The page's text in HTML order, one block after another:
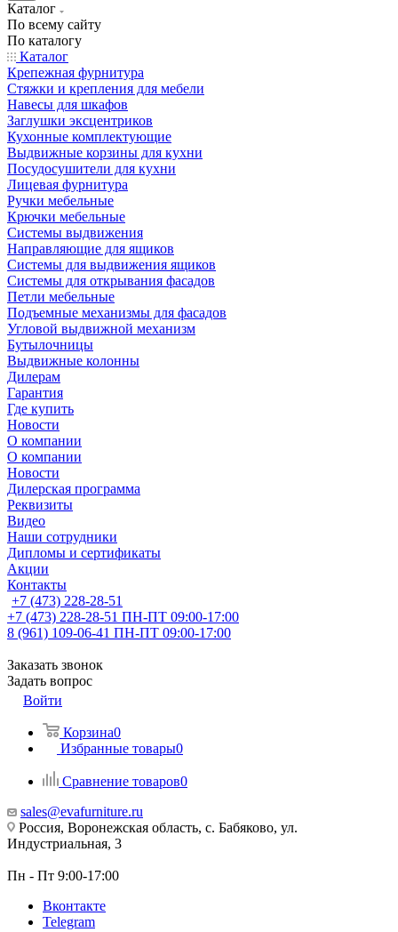
Каталог
По всему сайту
По каталогу
Каталог
Крепежная фурнитура
Стяжки и крепления для мебели
Навесы для шкафов
Заглушки эксцентриков
Кухонные комплектующие
Выдвижные корзины для кухни
Посудосушители для кухни
Лицевая фурнитура
Ручки мебельные
Крючки мебельные
Системы выдвижения
Направляющие для ящиков
Системы для выдвижения ящиков
Системы для открывания фасадов
Петли мебельные
Подъемные механизмы для фасадов
Угловой выдвижной механизм
Бутылочницы
Выдвижные колонны
Дилерам
Гарантия
Где купить
Новости
О компании
О компании
Новости
Дилерская программа
Реквизиты
Видео
Наши сотрудники
Дипломы и сертификаты
Акции
Контакты
+7 (473) 228-28-51
+7 (473) 228-28-51 ПН-ПТ 09:00-17:00
8 (961) 109-06-41 ПН-ПТ 09:00-17:00
Заказать звонок
Задать вопрос
Войти
Корзина0
Избранные товары0
Сравнение товаров0
sales@evafurniture.ru
Россия, Воронежская область, с. Бабяково, ул.
Индустриальная, 3
Пн - Пт 9:00-17:00
Вконтакте
Telegram